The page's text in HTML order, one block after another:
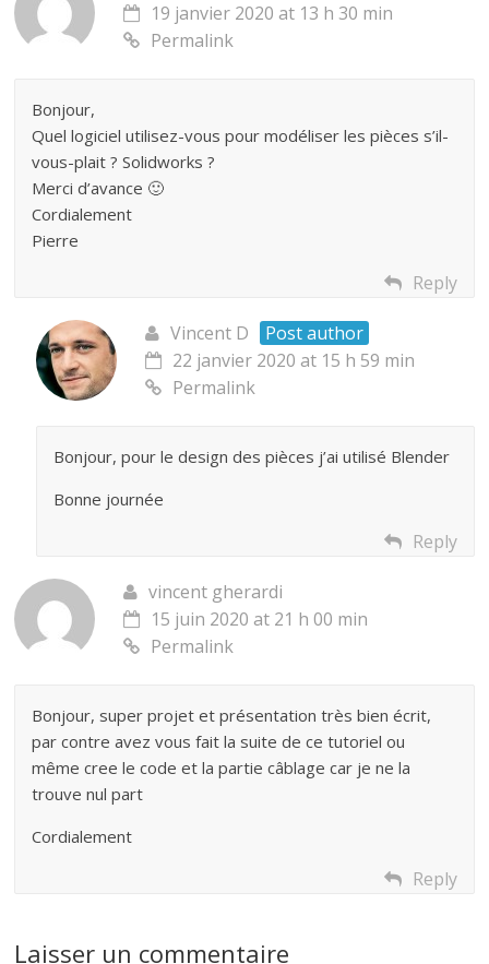
19 janvier 2020 at 13 h 30 min
Permalink
Bonjour,
Quel logiciel utilisez-vous pour modéliser les pièces s’il-
vous-plait ? Solidworks ?
Merci d’avance 🙂
Cordialement
Pierre
Reply
Vincent D
Post author
22 janvier 2020 at 15 h 59 min
Permalink
Bonjour, pour le design des pièces j’ai utilisé Blender
Bonne journée
Reply
vincent gherardi
15 juin 2020 at 21 h 00 min
Permalink
Bonjour, super projet et présentation très bien écrit,
par contre avez vous fait la suite de ce tutoriel ou
même cree le code et la partie câblage car je ne la
trouve nul part
Cordialement
Reply
Laisser un commentaire